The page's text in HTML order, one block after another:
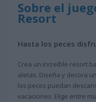
Sobre el
Resort
Hasta los peces
Crea un increíble resort
aletas. Diseña y decora
los peces puedan
vacaciones. Elige entre